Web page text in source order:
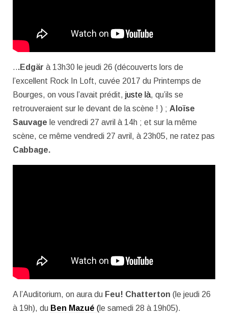
...Edgär à 13h30 le jeudi 26 (découverts lors de
l’excellent Rock In Loft, cuvée 2017 du Printemps de
Bourges, on vous l’avait prédit, juste là, qu’ils se
retrouveraient sur le devant de la scène ! ) ; Aloïse
Sauvage le vendredi 27 avril à 14h ; et sur la même
scène, ce même vendredi 27 avril, à 23h05, ne ratez pas
Cabbage.
A l’Auditorium, on aura du Feu! Chatterton (le jeudi 26
à 19h), du Ben Mazué (le samedi 28 à 19h05).